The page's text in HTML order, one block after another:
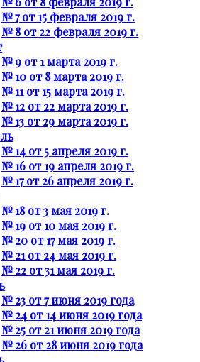
№ 7 от 15 февраля 2019 г.
№ 8 от 22 февраля 2019 г.
№ 9 от 1 марта 2019 г.
№ 10 от 8 марта 2019 г.
№ 11 от 15 марта 2019 г.
№ 12 от 22 марта 2019 г.
№ 13 от 29 марта 2019 г.
№ 14 от 5 апреля 2019 г.
№ 16 от 19 апреля 2019 г.
№ 17 от 26 апреля 2019 г.
№ 18 от 3 мая 2019 г.
№ 19 от 10 мая 2019 г.
№ 20 от 17 мая 2019 г.
№ 21 от 24 мая 2019 г.
№ 22 от 31 мая 2019 г.
№ 23 от 7 июня 2019 года
№ 24 от 14 июня 2019 года
№ 25 от 21 июня 2019 года
№ 26 от 28 июня 2019 года